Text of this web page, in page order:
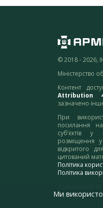
© 2018 - 2026,
Міністерство
Контент
Attribution
зазначено
При
посилання
суб’єктів
розміщення
відкритого
цитований
Політика
Політика
адресу:
Ми